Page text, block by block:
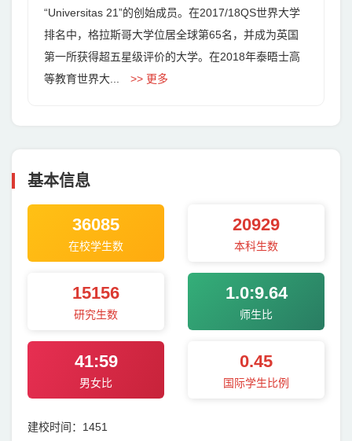
“Universitas 21”的创始成员。在2017/18QS世界大学
排名中，格拉斯哥大学位居全球第65名，并成为英国
第一所获得超五星级评价的大学。在2018年泰晤士高
等教育世界大...
>> 更多
基本信息
36085
在校学生数
20929
本科生数
15156
研究生数
1.0:9.64
师生比
41:59
男女比
0.45
国际学生比例
建校时间：1451